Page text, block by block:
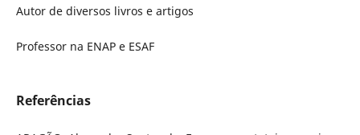
Autor de diversos livros e artigos
Professor na ENAP e ESAF
Referências